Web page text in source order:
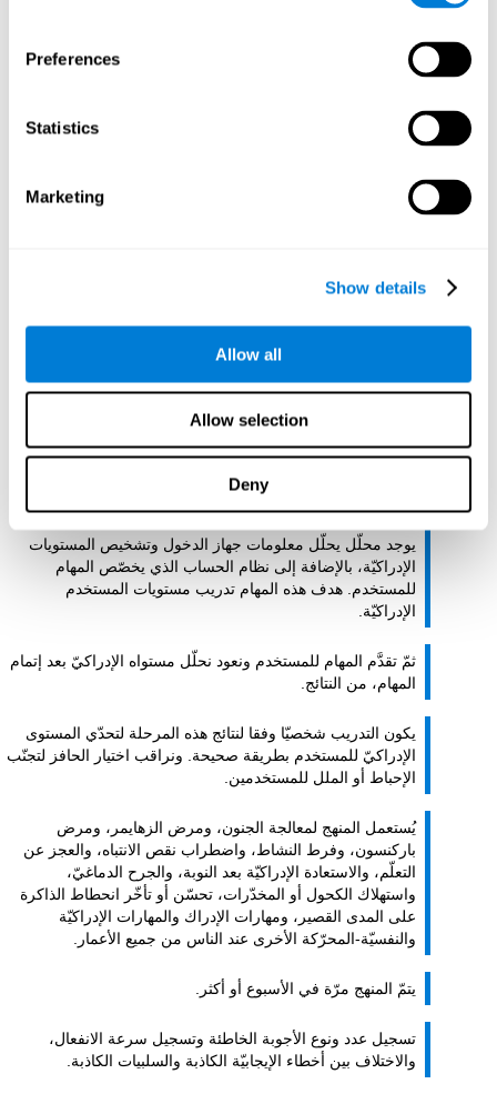
Preferences
Statistics
Marketing
Show details
Allow all
Allow selection
Deny
إتمام قاعدة البيانات حيث تكون المعلومات مخزونة.
يوجد محلّل يحلّل معلومات جهاز الدخول وتشخيص المستويات
للمستخدم. هدف هذه المهام تدريب المستويات الإدراكيّة
للمستخدم.
إبتداع المهام المتعلّقة بكلّ مهارة إدراكيّة بحسب النتائج.
إبتداع المهمة الأولى للمهارة الإدراكيّة الأولى واستعمال نتائج
المرحلة الأولى لمراقبة المهام.
الإلكترونيّة) الخروج الذي يعطي محفزات التدريب.
يوجد محلّل يحلّل معلومات جهاز الدخول وتشخيص المستويات
الإدراكيّة، بالإضافة إلى نظام الحساب الذي يخصّص المهام
للمستخدم. هدف هذه المهام تدريب مستويات المستخدم
الإدراكيّة.
ثمّ تقدَّم المهام للمستخدم ونعود نحلّل مستواه الإدراكيّ بعد إتمام
المهام، من النتائج.
يكون التدريب شخصيّا وفقا لنتائج هذه المرحلة لتحدّي المستوى
الإدراكيّ للمستخدم بطريقة صحيحة. ونراقب اختيار الحافز لتجنّب
الإحباط أو الملل للمستخدمين.
يُستعمل المنهج لمعالجة الجنون، ومرض الزهايمر، ومرض
باركنسون، وفرط النشاط، واضطراب نقص الانتباه، والعجز عن
التعلّم، والاستعادة الإدراكيّة بعد النوبة، والجرح الدماغيّ،
واستهلاك الكحول أو المخدّرات، تحسّن أو تأخّر انحطاط الذاكرة
على المدى القصير، ومهارات الإدراك والمهارات الإدراكيّة
والنفسيّة-المحرّكة الأخرى عند الناس من جميع الأعمار.
يتمّ المنهج مرّة في الأسبوع أو أكثر.
تسجيل عدد ونوع الأجوبة الخاطئة وتسجيل سرعة الانفعال،
والاختلاف بين أخطاء الإيجابيّة الكاذبة والسلبيات الكاذبة.